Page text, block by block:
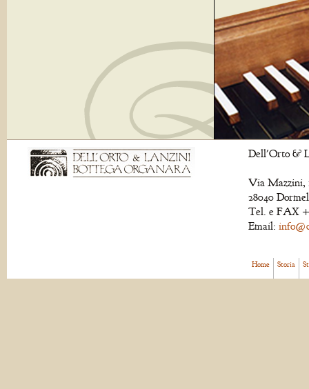
Dell'Orto &
Via Mazzini,
28040
Tel. e FAX
Email:
Home Storia